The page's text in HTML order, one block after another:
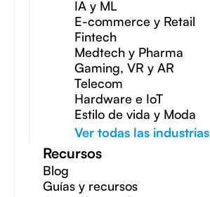
IA y ML
E-commerce y Retail
Fintech
Medtech y Pharma
Gaming, VR y AR
Telecom
Hardware e IoT
Estilo de vida y Moda
Ver todas las industrias
Recursos
Blog
Guías y recursos